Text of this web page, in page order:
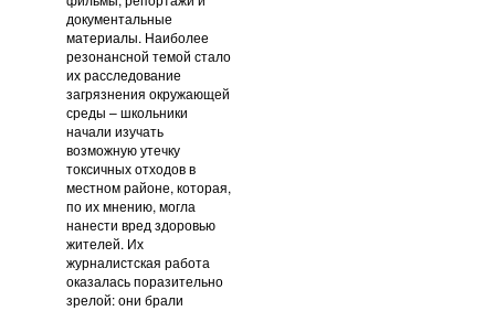
документальные
материалы. Наиболее
резонансной темой стало
их расследование
загрязнения окружающей
среды – школьники
начали изучать
возможную утечку
токсичных отходов в
местном районе, которая,
по их мнению, могла
нанести вред здоровью
жителей. Их
журналистская работа
оказалась поразительно
зрелой: они брали